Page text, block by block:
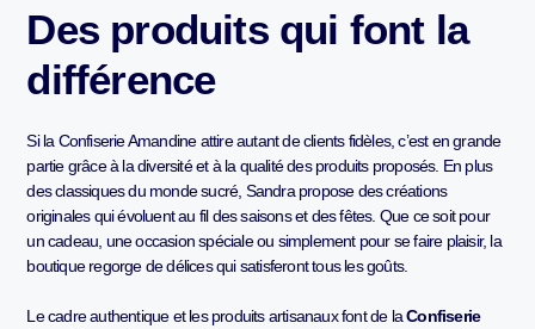
Des produits qui font la
différence
Si la Confiserie Amandine attire autant de clients fidèles, c’est en grande
partie grâce à la diversité et à la qualité des produits proposés. En plus
des classiques du monde sucré, Sandra propose des créations
originales qui évoluent au fil des saisons et des fêtes. Que ce soit pour
un cadeau, une occasion spéciale ou simplement pour se faire plaisir, la
boutique regorge de délices qui satisferont tous les goûts.
Le cadre authentique et les produits artisanaux font de laConfiserie